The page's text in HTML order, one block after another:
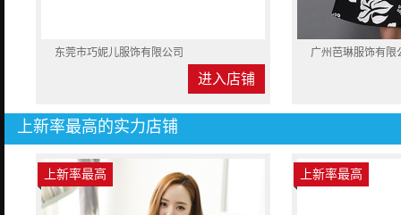
东莞市巧妮儿服饰有限公司
进入店铺
广州芭琳服饰有限
上新率最高的实力店铺
上新率最高 上新率最高